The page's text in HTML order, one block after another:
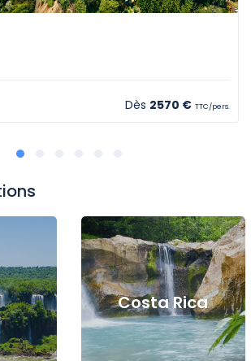
Dès 2570 € TTC/pers.
Costa Rica